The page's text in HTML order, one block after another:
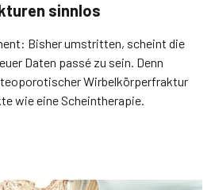
sinnlos
Bisher umstritten, scheint die
Daten passé zu sein. Denn
Wirbelkörperfraktur
wie eine Scheintherapie.